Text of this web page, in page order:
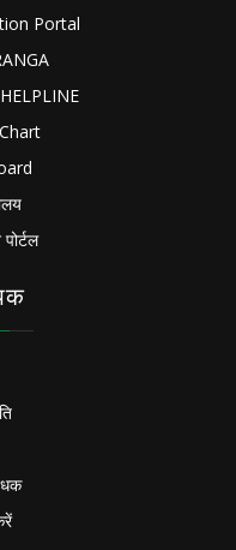
Portal